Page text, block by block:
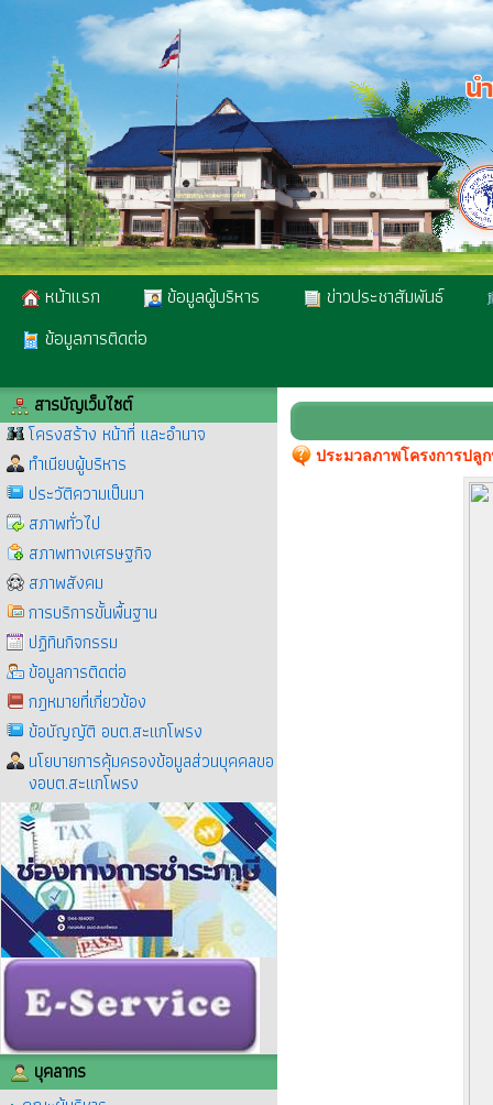
หน้าแรก ข้อมูลผู้บริหาร
ข่าวประชาสัมพันธ์
ข้อมูลการติดต่อ
สารบัญเว็บไซต์
โครงสร้าง หน้าที่ และอำนาจ
ทำเนียบผู้บริหาร
ประวัติความเป็นมา
สภาพทั่วไป
สภาพทางเศรษฐกิจ
สภาพสังคม
การบริการขั้นพื้นฐาน
ปฏิทินกิจกรรม
ข้อมูลการติดต่อ
กฎหมายที่เกี่ยวข้อง
ข้อบัญญัติ อบต.สะแกโพรง
นโยบายการคุ้มครองข้อมูลส่วนบุคคลขอ
งอบต.สะแกโพรง
บุคลากร
ประมวลภาพโครงการปลู